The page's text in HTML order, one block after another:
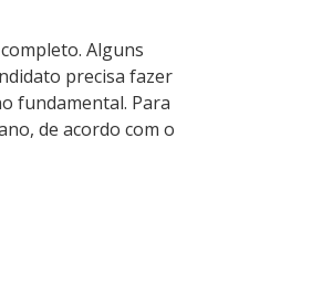
Alguns
precisa fazer
fundamental. Para
de acordo com o